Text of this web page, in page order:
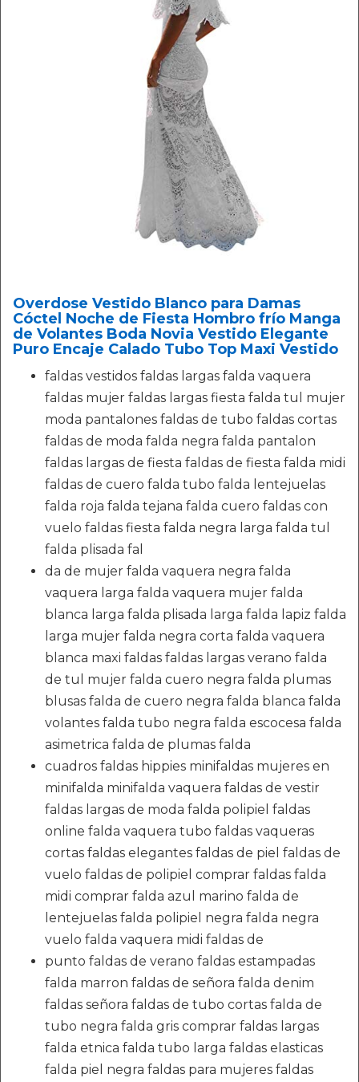
Overdose Vestido Blanco para Damas
Cóctel Noche de Fiesta Hombro frío Manga
de Volantes Boda Novia Vestido Elegante
Puro Encaje Calado Tubo Top Maxi Vestido
faldas vestidos faldas largas falda vaquera
faldas mujer faldas largas fiesta falda tul mujer
moda pantalones faldas de tubo faldas cortas
faldas de moda falda negra falda pantalon
faldas largas de fiesta faldas de fiesta falda midi
faldas de cuero falda tubo falda lentejuelas
falda roja falda tejana falda cuero faldas con
vuelo faldas fiesta falda negra larga falda tul
falda plisada fal
da de mujer falda vaquera negra falda
vaquera larga falda vaquera mujer falda
blanca larga falda plisada larga falda lapiz falda
larga mujer falda negra corta falda vaquera
blanca maxi faldas faldas largas verano falda
de tul mujer falda cuero negra falda plumas
blusas falda de cuero negra falda blanca falda
volantes falda tubo negra falda escocesa falda
asimetrica falda de plumas falda
cuadros faldas hippies minifaldas mujeres en
minifalda minifalda vaquera faldas de vestir
faldas largas de moda falda polipiel faldas
online falda vaquera tubo faldas vaqueras
cortas faldas elegantes faldas de piel faldas de
vuelo faldas de polipiel comprar faldas falda
midi comprar falda azul marino falda de
lentejuelas falda polipiel negra falda negra
vuelo falda vaquera midi faldas de
punto faldas de verano faldas estampadas
falda marron faldas de señora falda denim
faldas señora faldas de tubo cortas falda de
tubo negra falda gris comprar faldas largas
falda etnica falda tubo larga faldas elasticas
falda piel negra faldas para mujeres faldas